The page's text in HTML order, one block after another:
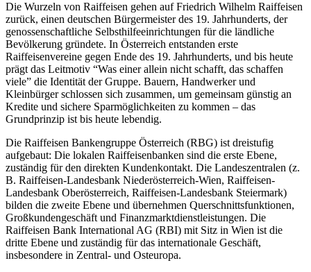
Die Wurzeln von Raiffeisen gehen auf Friedrich Wilhelm Raiffeisen
zurück, einen deutschen Bürgermeister des 19. Jahrhunderts, der
genossenschaftliche Selbsthilfeeinrichtungen für die ländliche
Bevölkerung gründete. In Österreich entstanden erste
Raiffeisenvereine gegen Ende des 19. Jahrhunderts, und bis heute
prägt das Leitmotiv “Was einer allein nicht schafft, das schaffen
viele” die Identität der Gruppe. Bauern, Handwerker und
Kleinbürger schlossen sich zusammen, um gemeinsam günstig an
Kredite und sichere Sparmöglichkeiten zu kommen – das
Grundprinzip ist bis heute lebendig.
Die Raiffeisen Bankengruppe Österreich (RBG) ist dreistufig
aufgebaut: Die lokalen Raiffeisenbanken sind die erste Ebene,
zuständig für den direkten Kundenkontakt. Die Landeszentralen (z.
B. Raiffeisen-Landesbank Niederösterreich-Wien, Raiffeisen-
Landesbank Oberösterreich, Raiffeisen-Landesbank Steiermark)
bilden die zweite Ebene und übernehmen Querschnittsfunktionen,
Großkundengeschäft und Finanzmarktdienstleistungen. Die
Raiffeisen Bank International AG (RBI) mit Sitz in Wien ist die
dritte Ebene und zuständig für das internationale Geschäft,
insbesondere in Zentral- und Osteuropa.